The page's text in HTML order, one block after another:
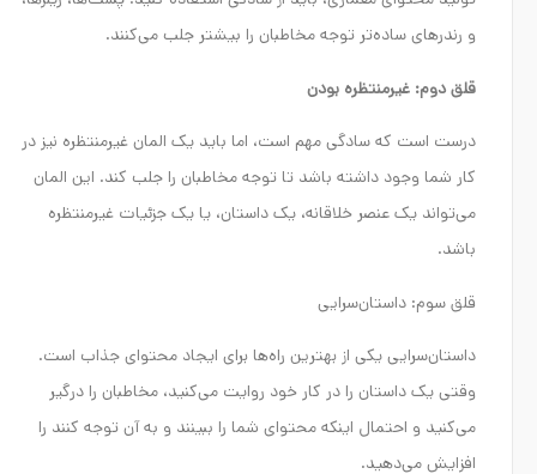
و رندرهای ساده‌تر توجه مخاطبان را بیشتر جلب می‌کنند.
قلق دوم: غیرمنتظره بودن
درست است که سادگی مهم است، اما باید یک المان غیرمنتظره نیز در
کار شما وجود داشته باشد تا توجه مخاطبان را جلب کند. این المان
می‌تواند یک عنصر خلاقانه، یک داستان، یا یک جزئیات غیرمنتظره
باشد.
قلق سوم: داستان‌سرایی
داستان‌سرایی یکی از بهترین راه‌ها برای ایجاد محتوای جذاب است.
وقتی یک داستان را در کار خود روایت می‌کنید، مخاطبان را درگیر
می‌کنید و احتمال اینکه محتوای شما را ببینند و به آن توجه کنند را
افزایش می‌دهید.